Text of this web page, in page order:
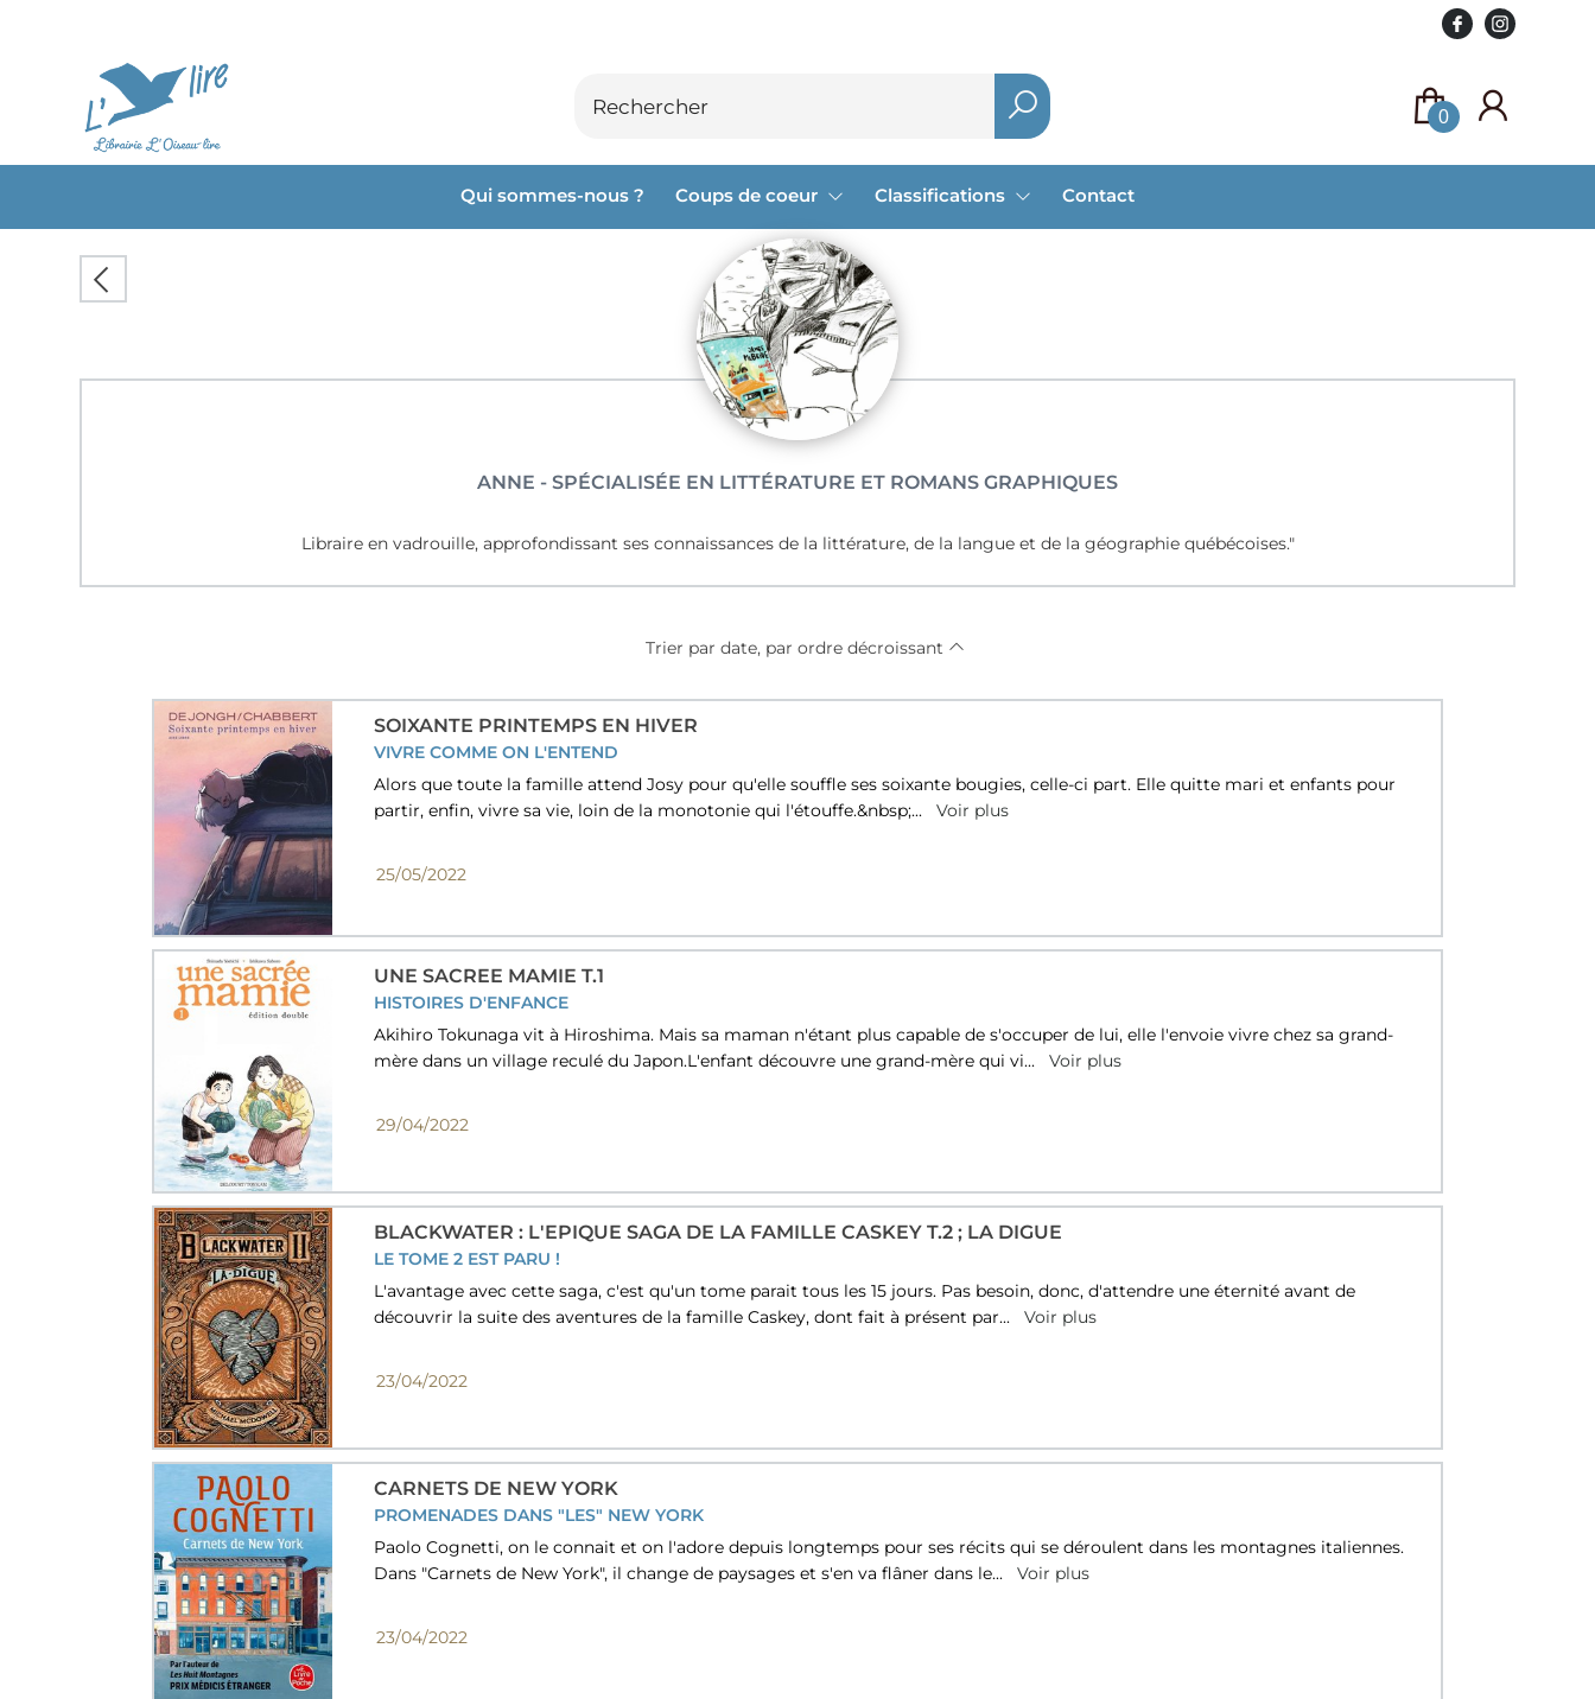
0
Qui sommes-nous ? Coups de coeur Classifications Contact
ANNE - SPÉCIALISÉE EN LITTÉRATURE ET ROMANS GRAPHIQUES
Libraire en vadrouille, approfondissant ses connaissances de la littérature, de la langue et de la géographie québécoises."
Trier par date, par ordre décroissant
SOIXANTE PRINTEMPS EN HIVER
VIVRE COMME ON L'ENTEND
Alors que toute la famille attend Josy pour qu'elle souffle ses soixante bougies, celle-ci part. Elle quitte mari et enfants pour
partir, enfin, vivre sa vie, loin de la monotonie qui l'étouffe.&nbsp;...
Voir plus
25/05/2022
UNE SACREE MAMIE T.1
HISTOIRES D'ENFANCE
Akihiro Tokunaga vit à Hiroshima. Mais sa maman n'étant plus capable de s'occuper de lui, elle l'envoie vivre chez sa grand-
mère dans un village reculé du Japon.L'enfant découvre une grand-mère qui vi...
Voir plus
29/04/2022
BLACKWATER : L'EPIQUE SAGA DE LA FAMILLE CASKEY T.2 ; LA DIGUE
LE TOME 2 EST PARU !
L'avantage avec cette saga, c'est qu'un tome parait tous les 15 jours. Pas besoin, donc, d'attendre une éternité avant de
découvrir la suite des aventures de la famille Caskey, dont fait à présent par...
Voir plus
23/04/2022
CARNETS DE NEW YORK
PROMENADES DANS "LES" NEW YORK
Paolo Cognetti, on le connait et on l'adore depuis longtemps pour ses récits qui se déroulent dans les montagnes italiennes.
Dans "Carnets de New York", il change de paysages et s'en va flâner dans le...
Voir plus
23/04/2022